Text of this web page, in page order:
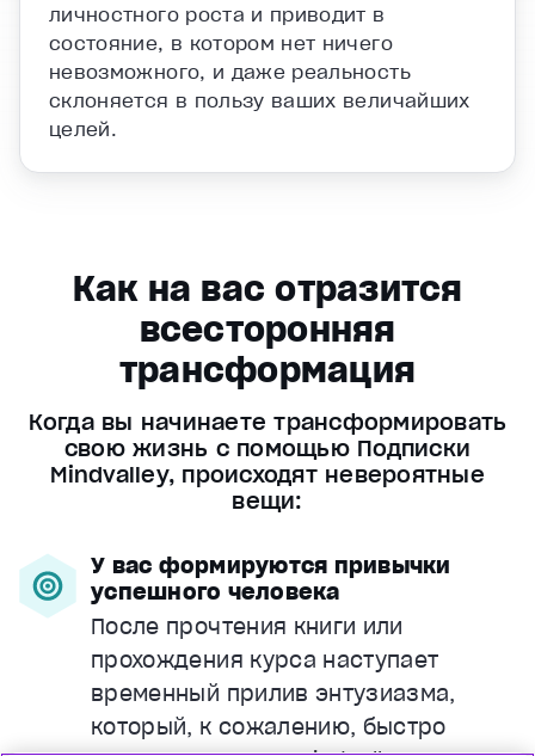
личностного роста и приводит в
состояние, в котором нет ничего
невозможного, и даже реальность
склоняется в пользу ваших величайших
целей.
Как на вас отразится
всесторонняя
трансформация
Когда вы начинаете трансформировать
свою жизнь с помощью Подписки
Mindvalley, происходят невероятные
вещи:
У вас формируются привычки
успешного человека
После прочтения книги или
прохождения курса наступает
временный прилив энтузиазма,
который, к сожалению, быстро